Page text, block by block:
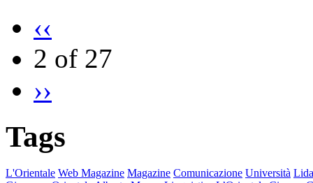
‹‹
2 of 27
››
Tags
L'Orientale Web Magazine Magazine Comunicazione Università